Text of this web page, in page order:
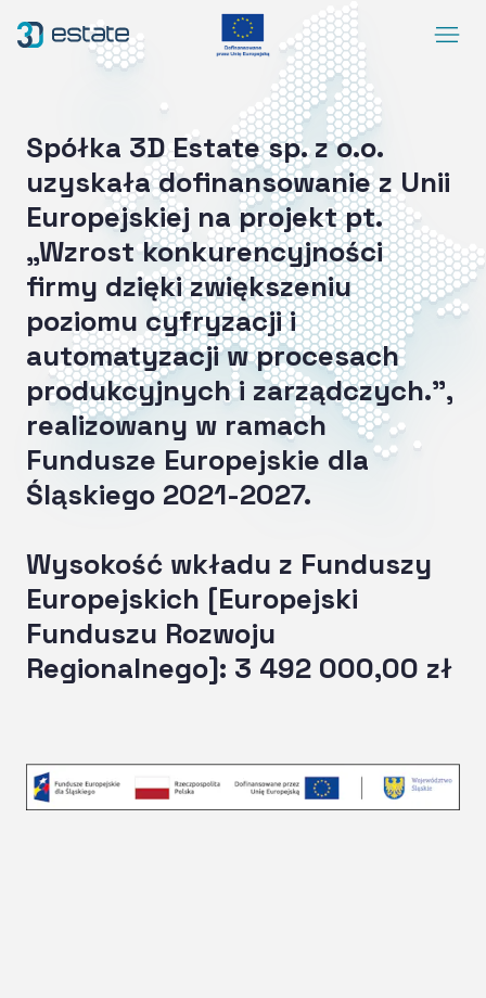
Menu
Rozwiązania
Case Study
O nas
Kontakt
DEMO
BlogArrowRightLong
SocialLinkedIn SocialFacebook SocialYoutube PL Dostępność
Spółka 3D Estate sp. z o.o.
uzyskała dofinansowanie z Unii
Europejskiej na projekt pt.
„Wzrost konkurencyjności
firmy dzięki zwiększeniu
poziomu cyfryzacji i
automatyzacji w procesach
produkcyjnych i zarządczych.”,
realizowany w ramach
Fundusze Europejskie dla
Śląskiego 2021-2027.
Wysokość wkładu z Funduszy
Europejskich [Europejski
Funduszu Rozwoju
Regionalnego]: 3 492 000,00 zł